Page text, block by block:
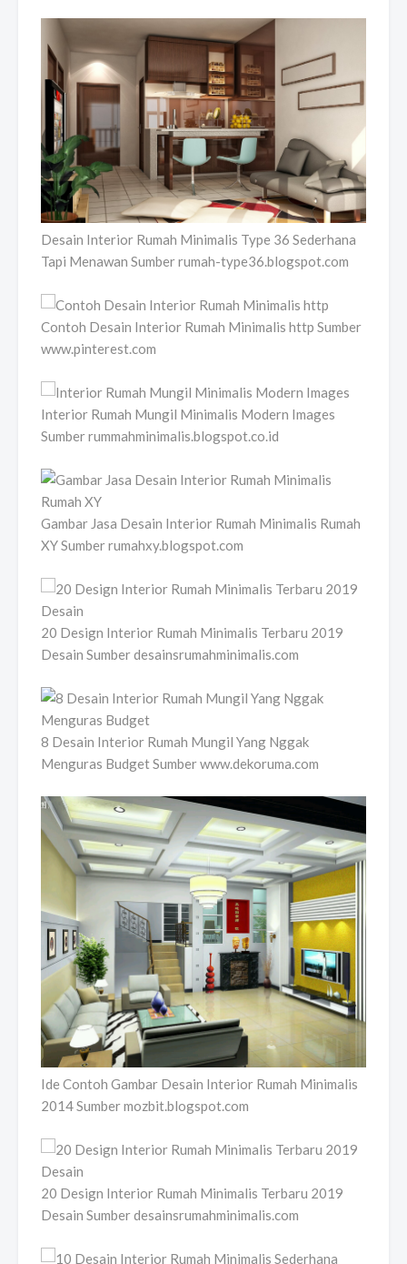
Desain Interior Rumah Minimalis Type 36 Sederhana
Tapi Menawan Sumber rumah-type36.blogspot.com
Contoh Desain Interior Rumah Minimalis http Sumber
www.pinterest.com
Interior Rumah Mungil Minimalis Modern Images
Sumber rummahminimalis.blogspot.co.id
Gambar Jasa Desain Interior Rumah Minimalis Rumah
XY Sumber rumahxy.blogspot.com
20 Design Interior Rumah Minimalis Terbaru 2019
Desain Sumber desainsrumahminimalis.com
8 Desain Interior Rumah Mungil Yang Nggak
Menguras Budget Sumber www.dekoruma.com
Ide Contoh Gambar Desain Interior Rumah Minimalis
2014 Sumber mozbit.blogspot.com
20 Design Interior Rumah Minimalis Terbaru 2019
Desain Sumber desainsrumahminimalis.com